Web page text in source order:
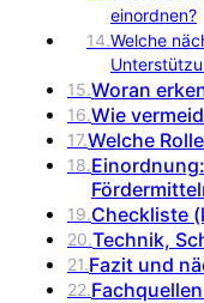
einordnen?
14.Welche
15.Woran
16.Wie
17.Welche
18.
19.Checkliste
20.Technik,
21.Fazit und
22.